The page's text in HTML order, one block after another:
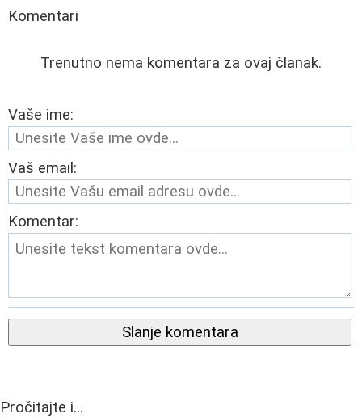
Komentari
Trenutno nema komentara za ovaj članak.
Vaše ime:
Vaš email:
Komentar:
Slanje komentara
Pročitajte i...